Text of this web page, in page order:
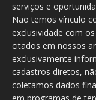
serviços e
Não temos vínculo
exclusividade com
citados em nossos
exclusivamente
cadastros diretos,
coletamos dados